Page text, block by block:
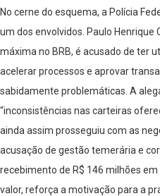
No cerne do esquema, a Polícia
um dos envolvidos. Paulo Henrique
máxima no BRB, é acusado de ter
acelerar processos e aprovar
sabidamente problemáticas. A
“inconsistências nas carteiras
ainda assim prosseguiu com as
acusação de gestão temerária e
recebimento de R$ 146 milhões
valor, reforça a motivação para a